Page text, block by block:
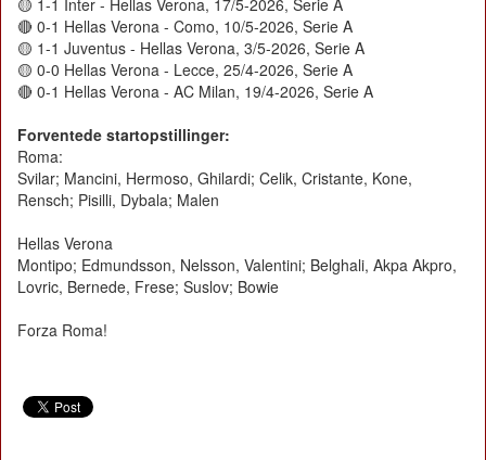
🟡 1-1 Inter - Hellas Verona, 17/5-2026, Serie A
🔴 0-1 Hellas Verona - Como, 10/5-2026, Serie A
🟡 1-1 Juventus - Hellas Verona, 3/5-2026, Serie A
🟡 0-0 Hellas Verona - Lecce, 25/4-2026, Serie A
🔴 0-1 Hellas Verona - AC Milan, 19/4-2026, Serie A
Forventede startopstillinger:
Roma:
Svilar; Mancini, Hermoso, Ghilardi; Celik, Cristante, Kone,
Rensch; Pisilli, Dybala; Malen
Hellas Verona
Montipo; Edmundsson, Nelsson, Valentini; Belghali, Akpa Akpro,
Lovric, Bernede, Frese; Suslov; Bowie
Forza Roma!